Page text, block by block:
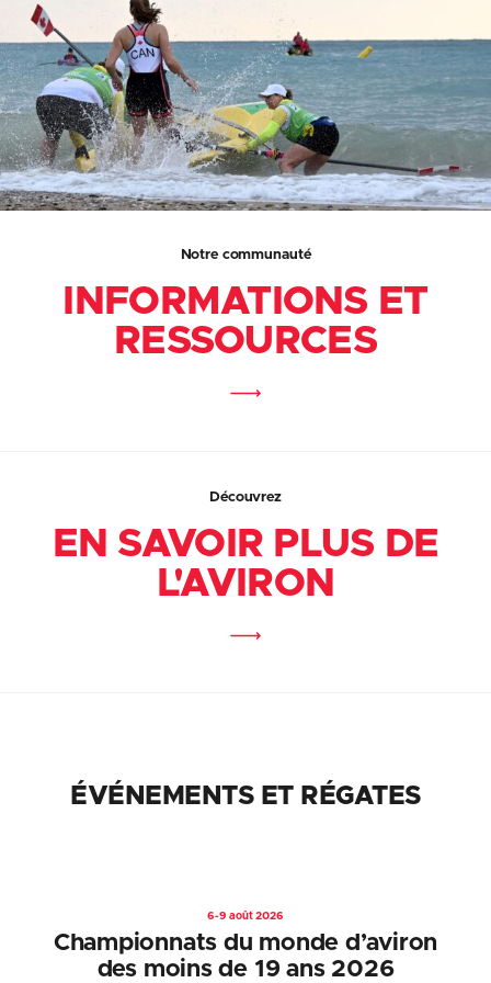
Notre communauté
INFORMATIONS ET
RESSOURCES
Découvrez
EN SAVOIR PLUS DE
L'AVIRON
ÉVÉNEMENTS ET RÉGATES
6-9 août 2026
Championnats du monde d’aviron
des moins de 19 ans 2026